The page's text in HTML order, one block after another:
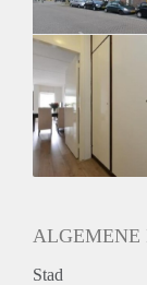
Onbepaalde
Oplevering
ALGEMENE
Stad